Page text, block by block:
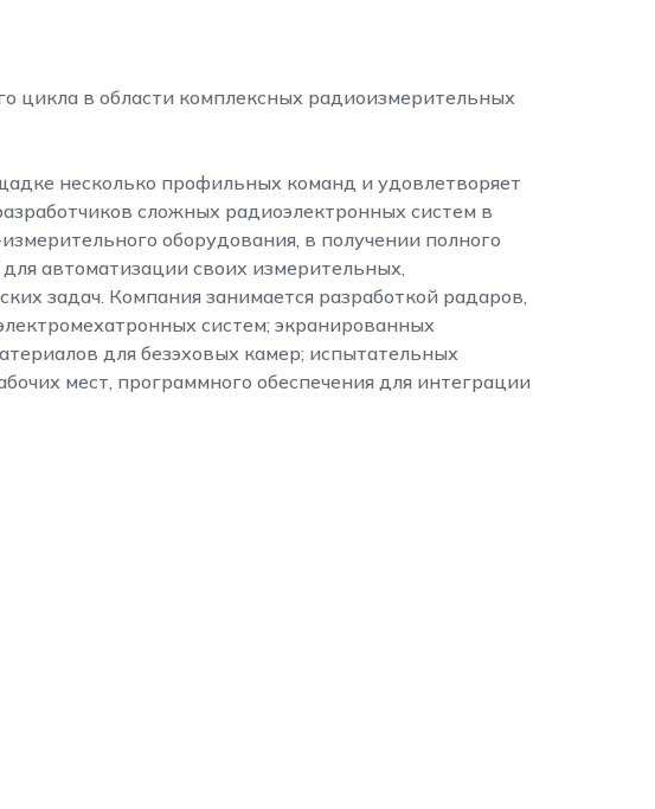
цикла в области комплексных радиоизмерительных
несколько профильных команд и удовлетворяет
сложных радиоэлектронных систем в
оборудования, в получении полного
автоматизации своих измерительных,
задач. Компания занимается разработкой радаров,
систем; экранированных
для безэховых камер; испытательных
мест, программного обеспечения для интеграции